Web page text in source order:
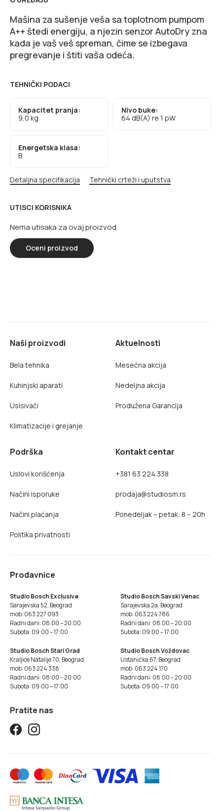
Mašina za sušenje veša sa toplotnom pumpom
A++ štedi energiju, a njezin senzor AutoDry zna
kada je vaš veš spreman, čime se izbegava
pregrevanje i štiti vaša odeća.
TEHNIČKI PODACI
Kapacitet pranja:
9,0 kg
Nivo buke:
64 dB(A) re 1 pW
Energetska klasa:
B
Detaljna specifikacija Tehnički crteži i uputstva
UTISCI KORISNIKA
Nema utisaka za ovaj proizvod.
Oceni proizvod
Naši proizvodi
Bela tehnika
Kuhinjski aparati
Usisivači
Klimatizacije i grejanje
Aktuelnosti
Mesečna akcija
Nedeljna akcija
Produžena Garancija
Podrška
Uslovi korišćenja
Načini isporuke
Načini plaćanja
Politika privatnosti
Kontakt centar
+381 63 224 338
prodaja@studiosm.rs
Ponedeljak – petak: 8 – 20h
Prodavnice
Studio Bosch Exclusive
Sarajevska 52, Beograd
mob: 063 227 093
Radni dani: 08:00 – 20:00
Subota: 09:00 – 17:00
Studio Bosch Savski Venac
Sarajevska 2a, Beograd
mob: 063 224 786
Radni dani: 08:00 – 20:00
Subota: 09:00 – 17:00
Studio Bosch Stari Grad
Kraljice Natalije 70, Beograd
mob: 063 224 338
Radni dani: 08:00 – 20:00
Subota: 09:00 – 17:00
Studio Bosch Voždovac
Ustanička 67, Beograd
mob: 063 224 170
Radni dani: 08:00 – 20:00
Subota: 09:00 – 17:00
Pratite nas